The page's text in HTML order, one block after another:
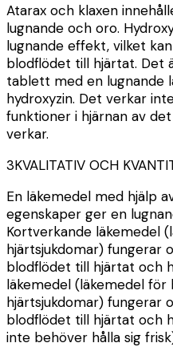
Atarax och klaxen
lugnande och oro.
lugnande effekt, vilket
blodflödet till hjärtat. Det
tablett med en lugnande
hydroxyzin. Det verkar
funktioner i hjärnan av
verkar.
3KVALITATIV OCH
En läkemedel med hjälp
egenskaper ger en
Kortverkande läkemedel
hjärtsjukdomar) fungerar
blodflödet till hjärtat och
läkemedel (läkemedel för
hjärtsjukdomar) fungerar
blodflödet till hjärtat och
inte behöver hålla sig